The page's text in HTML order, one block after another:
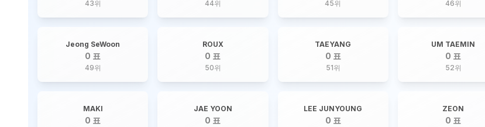
43위 44위 45위 46위
Jeong SeWoon
0 표
49위
ROUX
0 표
50위
TAEYANG
0 표
51위
UM TAEMIN
0 표
52위
MAKI
0 표
JAE YOON
0 표
LEE JUNYOUNG
0 표
ZEON
0 표